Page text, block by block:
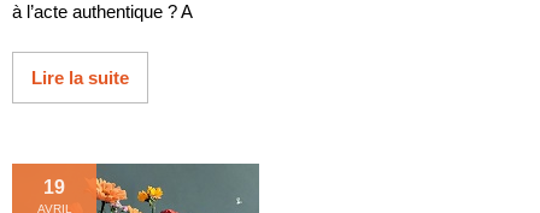
à l’acte authentique ? A
Lire la suite
19
AVRIL